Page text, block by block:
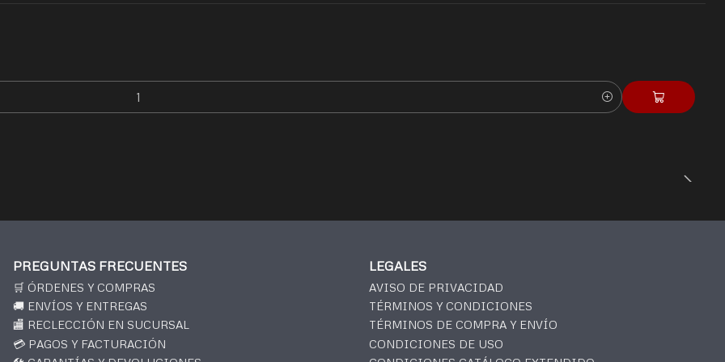
PREGUNTAS FRECUENTES
🛒 ÓRDENES Y COMPRAS
🚚 ENVÍOS Y ENTREGAS
🏬 RECLECCIÓN EN SUCURSAL
💳 PAGOS Y FACTURACIÓN
LEGALES
AVISO DE PRIVACIDAD
TÉRMINOS Y CONDICIONES
TÉRMINOS DE COMPRA Y ENVÍO
CONDICIONES DE USO